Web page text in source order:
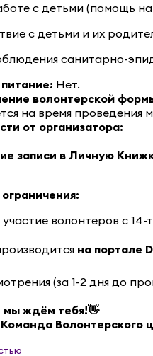
с детьми (помощь
с детьми и их
санитарно-
Нет.
волонтерской
на время проведения
от организатора:
записи в Личную
волонтеров с 14-
на портале
(за 1-2 дня до
мы ждём тебя!👋